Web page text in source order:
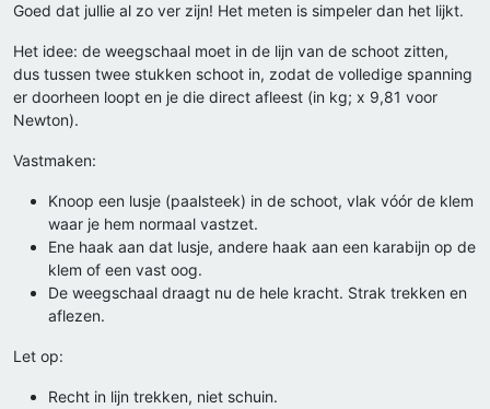
Goed dat jullie al zo ver zijn! Het meten is simpeler dan het lijkt.
Het idee: de weegschaal moet in de lijn van de schoot zitten,
dus tussen twee stukken schoot in, zodat de volledige spanning
er doorheen loopt en je die direct afleest (in kg; x 9,81 voor
Newton).
Vastmaken:
Knoop een lusje (paalsteek) in de schoot, vlak vóór de klem
waar je hem normaal vastzet.
Ene haak aan dat lusje, andere haak aan een karabijn op de
klem of een vast oog.
De weegschaal draagt nu de hele kracht. Strak trekken en
aflezen.
Let op:
Recht in lijn trekken, niet schuin.